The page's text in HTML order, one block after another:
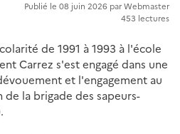
Publié le 08 juin 2026 par Webmaster
453 lectures
de 1991 à 1993 à l'école
Carrez s'est engagé dans une
et l'engagement au
de la brigade des sapeurs-